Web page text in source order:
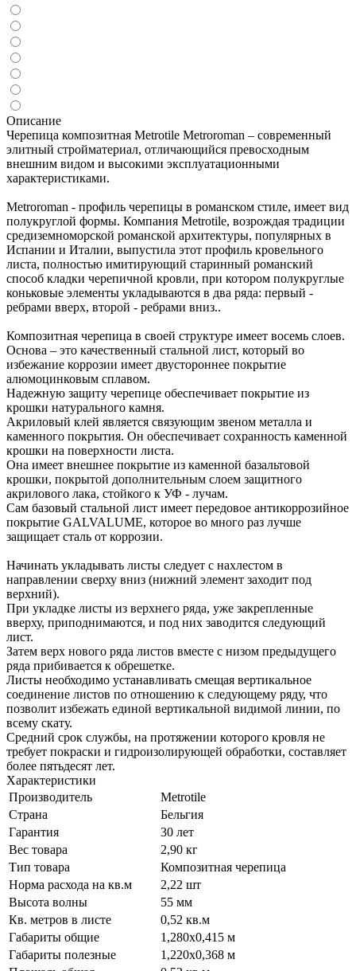
Описание
Черепица композитная Metrotile Metroroman – современный
элитный стройматериал, отличающийся превосходным
внешним видом и высокими эксплуатационными
характеристиками.
Metroroman - профиль черепицы в романском стиле, имеет вид
полукруглой формы. Компания Metrotile, возрождая традиции
средиземноморской романской архитектуры, популярных в
Испании и Италии, выпустила этот профиль кровельного
листа, полностью имитирующий старинный романский
способ кладки черепичной кровли, при котором полукруглые
коньковые элементы укладываются в два ряда: первый -
ребрами вверх, второй - ребрами вниз..
Композитная черепица в своей структуре имеет восемь слоев.
Основа – это качественный стальной лист, который во
избежание коррозии имеет двустороннее покрытие
алюмоцинковым сплавом.
Надежную защиту черепице обеспечивает покрытие из
крошки натурального камня.
Акриловый клей является связующим звеном металла и
каменного покрытия. Он обеспечивает сохранность каменной
крошки на поверхности листа.
Она имеет внешнее покрытие из каменной базальтовой
крошки, покрытой дополнительным слоем защитного
акрилового лака, стойкого к УФ - лучам.
Сам базовый стальной лист имеет передовое антикоррозийное
покрытие GALVALUME, которое во много раз лучше
защищает сталь от коррозии.
Начинать укладывать листы следует с нахлестом в
направлении сверху вниз (нижний элемент заходит под
верхний).
При укладке листы из верхнего ряда, уже закрепленные
вверху, приподнимаются, и под них заводится следующий
лист.
Затем верх нового ряда листов вместе с низом предыдущего
ряда прибивается к обрешетке.
Листы необходимо устанавливать смещая вертикальное
соединение листов по отношению к следующему ряду, что
позволит избежать единой вертикальной видимой линии, по
всему скату.
Средний срок службы, на протяжении которого кровля не
требует покраски и гидроизолирующей обработки, составляет
более пятьдесят лет.
Характеристики
Производитель
Metrotile
Страна
Бельгия
Гарантия
30 лет
Вес товара
2,90 кг
Тип товара
Композитная черепица
Норма расхода на кв.м
2,22 шт
Высота волны
55 мм
Кв. метров в листе
0,52 кв.м
Габариты общие
1,280x0,415 м
Габариты полезные
1,220х0,368 м